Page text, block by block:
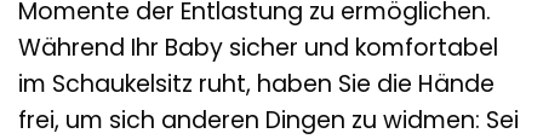
Momente der Entlastung zu ermöglichen.
Während Ihr Baby sicher und komfortabel
im Schaukelsitz ruht, haben Sie die Hände
frei, um sich anderen Dingen zu widmen: Sei